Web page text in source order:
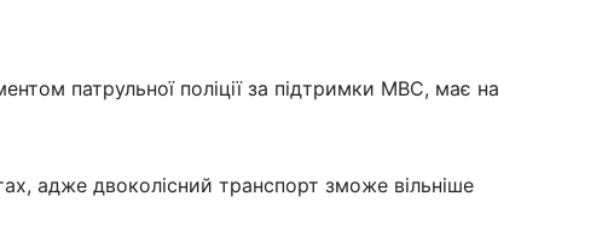
патрульної поліції за підтримки МВС, має на
адже двоколісний транспорт зможе вільніше